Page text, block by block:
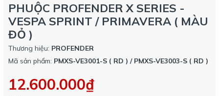
PHUỘC PROFENDER X SERIES -
VESPA SPRINT / PRIMAVERA ( MÀU
ĐỎ )
Thương hiệu: PROFENDER
Mã sản phẩm: PMXS-VE3001-S ( RD ) / PMXS-VE3003-S ( RD )
12.600.000₫